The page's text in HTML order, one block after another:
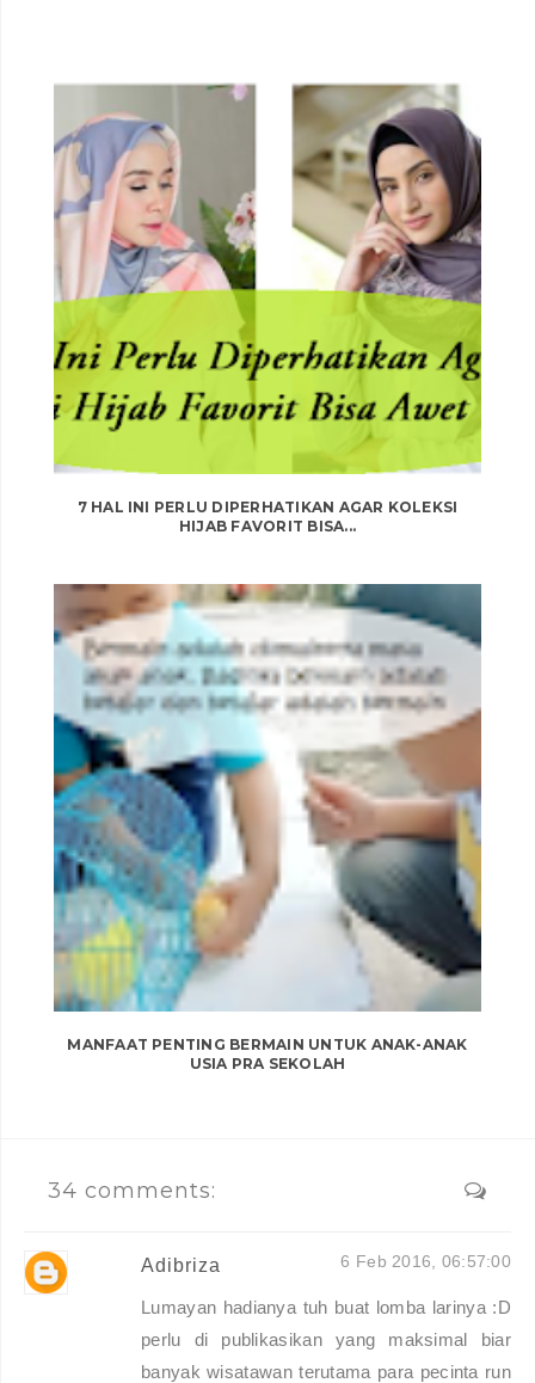
7 HAL INI PERLU DIPERHATIKAN AGAR KOLEKSI
HIJAB FAVORIT BISA...
MANFAAT PENTING BERMAIN UNTUK ANAK-ANAK
USIA PRA SEKOLAH
34 comments:
Adibriza 6 Feb 2016, 06:57:00
Lumayan hadianya tuh buat lomba larinya :D
perlu di publikasikan yang maksimal biar
banyak wisatawan terutama para pecinta run